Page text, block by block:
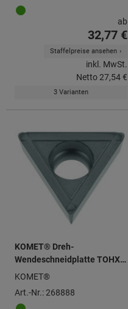
ab
32,77 €
Staffelpreise ansehen
inkl. MwSt.
Netto27,54 €
3 Varianten
KOMET® Dreh-
Wendeschneidplatte TOHX
140305, neutral
KOMET®
Art.-Nr.: 268888